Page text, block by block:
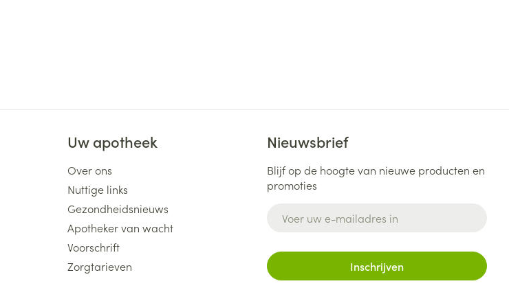
Uw apotheek
Over ons
Nuttige links
Gezondheidsnieuws
Apotheker van wacht
Voorschrift
Zorgtarieven
Nieuwsbrief
Blijf op de hoogte van nieuwe producten en
promoties
Inschrijven